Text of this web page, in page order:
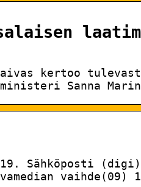
kertoo
Sanna
Sähköposti
vaihde(09)